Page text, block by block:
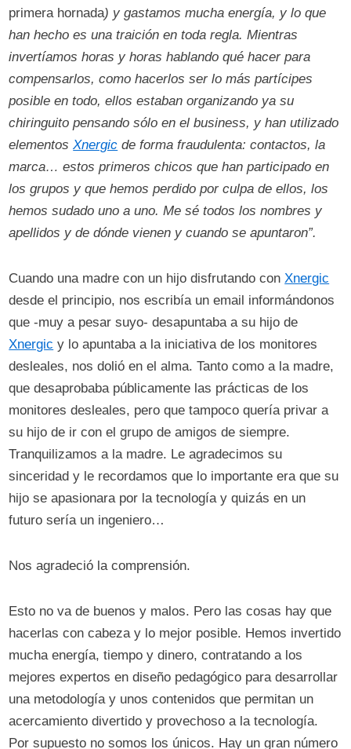
primera hornada) y gastamos mucha energía, y lo que
han hecho es una traición en toda regla. Mientras
invertíamos horas y horas hablando qué hacer para
compensarlos, como hacerlos ser lo más partícipes
posible en todo, ellos estaban organizando ya su
chiringuito pensando sólo en el business, y han utilizado
elementosXnergic de forma fraudulenta: contactos, la
marca… estos primeros chicos que han participado en
los grupos y que hemos perdido por culpa de ellos, los
hemos sudado uno a uno. Me sé todos los nombres y
apellidos y de dónde vienen y cuando se apuntaron”.
Cuando una madre con un hijo disfrutando conXnergic
desde el principio, nos escribía un email informándonos
que -muy a pesar suyo- desapuntaba a su hijo de
Xnergic y lo apuntaba a la iniciativa de los monitores
desleales, nos dolió en el alma. Tanto como a la madre,
que desaprobaba públicamente las prácticas de los
monitores desleales, pero que tampoco quería privar a
su hijo de ir con el grupo de amigos de siempre.
Tranquilizamos a la madre. Le agradecimos su
sinceridad y le recordamos que lo importante era que su
hijo se apasionara por la tecnología y quizás en un
futuro sería un ingeniero…
Nos agradeció la comprensión.
Esto no va de buenos y malos. Pero las cosas hay que
hacerlas con cabeza y lo mejor posible. Hemos invertido
mucha energía, tiempo y dinero, contratando a los
mejores expertos en diseño pedagógico para desarrollar
una metodología y unos contenidos que permitan un
acercamiento divertido y provechoso a la tecnología.
Por supuesto no somos los únicos. Hay un gran número